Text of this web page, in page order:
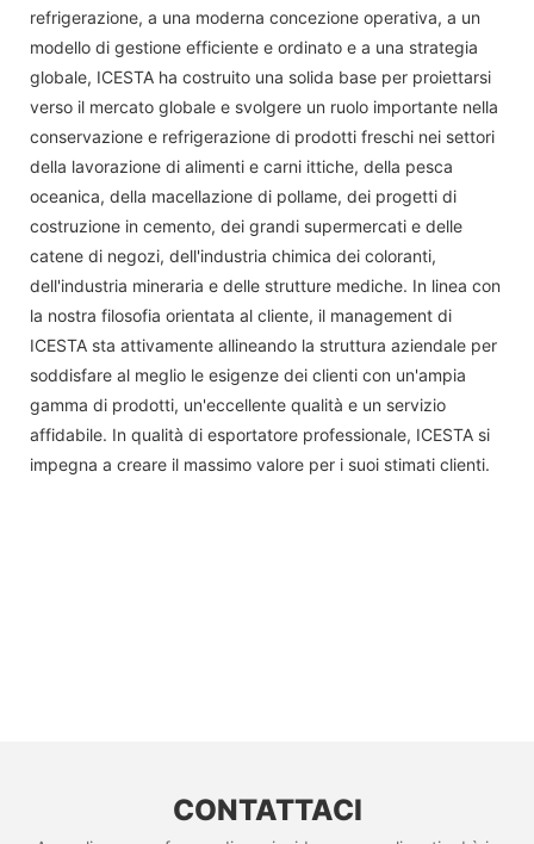
refrigerazione, a una moderna concezione operativa, a un
modello di gestione efficiente e ordinato e a una strategia
globale, ICESTA ha costruito una solida base per proiettarsi
verso il mercato globale e svolgere un ruolo importante nella
conservazione e refrigerazione di prodotti freschi nei settori
della lavorazione di alimenti e carni ittiche, della pesca
oceanica, della macellazione di pollame, dei progetti di
costruzione in cemento, dei grandi supermercati e delle
catene di negozi, dell'industria chimica dei coloranti,
dell'industria mineraria e delle strutture mediche. In linea con
la nostra filosofia orientata al cliente, il management di
ICESTA sta attivamente allineando la struttura aziendale per
soddisfare al meglio le esigenze dei clienti con un'ampia
gamma di prodotti, un'eccellente qualità e un servizio
affidabile. In qualità di esportatore professionale, ICESTA si
impegna a creare il massimo valore per i suoi stimati clienti.
CONTATTACI